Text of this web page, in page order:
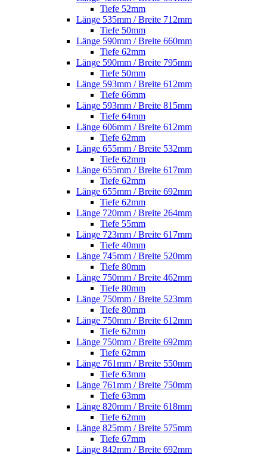
Tiefe 52mm
Länge 535mm / Breite 712mm
Tiefe 50mm
Länge 590mm / Breite 660mm
Tiefe 62mm
Länge 590mm / Breite 795mm
Tiefe 50mm
Länge 593mm / Breite 612mm
Tiefe 66mm
Länge 593mm / Breite 815mm
Tiefe 64mm
Länge 606mm / Breite 612mm
Tiefe 62mm
Länge 655mm / Breite 532mm
Tiefe 62mm
Länge 655mm / Breite 617mm
Tiefe 62mm
Länge 655mm / Breite 692mm
Tiefe 62mm
Länge 720mm / Breite 264mm
Tiefe 55mm
Länge 723mm / Breite 617mm
Tiefe 40mm
Länge 745mm / Breite 520mm
Tiefe 80mm
Länge 750mm / Breite 462mm
Tiefe 80mm
Länge 750mm / Breite 523mm
Tiefe 80mm
Länge 750mm / Breite 612mm
Tiefe 62mm
Länge 750mm / Breite 692mm
Tiefe 62mm
Länge 761mm / Breite 550mm
Tiefe 63mm
Länge 761mm / Breite 750mm
Tiefe 63mm
Länge 820mm / Breite 618mm
Tiefe 62mm
Länge 825mm / Breite 575mm
Tiefe 67mm
Länge 842mm / Breite 692mm